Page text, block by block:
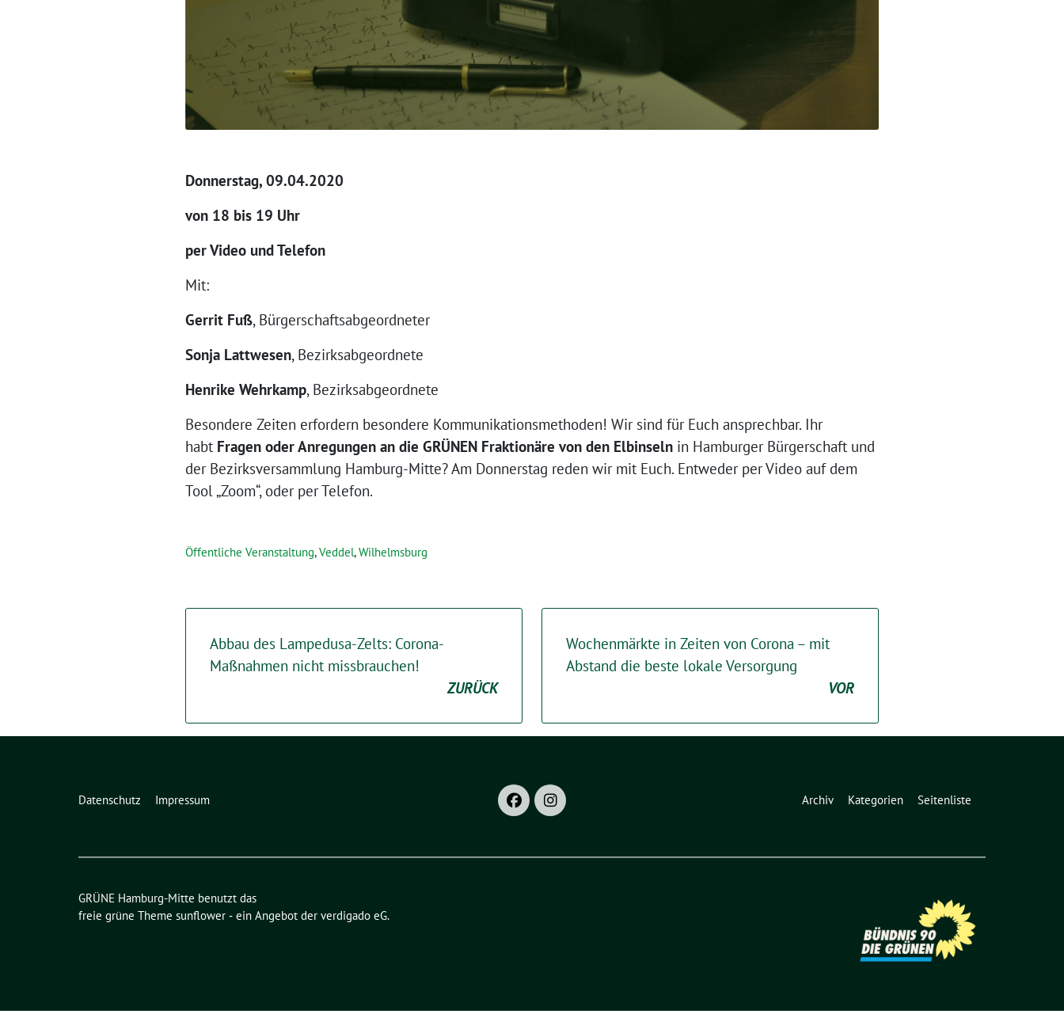
Donnerstag, 09.04.2020
von 18 bis 19 Uhr
per Video und Telefon
Mit:
Gerrit Fuß, Bürgerschaftsabgeordneter
Sonja Lattwesen, Bezirksabgeordnete
Henrike Wehrkamp, Bezirksabgeordnete
Besondere Zeiten erfordern besondere Kommunikationsmethoden! Wir sind für Euch ansprechbar. Ihr
habt Fragen oder Anregungen an die GRÜNEN Fraktionäre von den Elbinseln in Hamburger Bürgerschaft und
der Bezirksversammlung Hamburg-Mitte? Am Donnerstag reden wir mit Euch. Entweder per Video auf dem
Tool „Zoom“, oder per Telefon.
Öffentliche Veranstaltung,Veddel,Wilhelmsburg
Abbau des Lampedusa-Zelts: Corona-
Maßnahmen nicht missbrauchen!
ZURÜCK
Wochenmärkte in Zeiten von Corona – mit
Abstand die beste lokale Versorgung
VOR
Datenschutz Impressum Archiv Kategorien Seitenliste
GRÜNE Hamburg-Mitte benutzt das
freie grüne Theme sunflower ‐ ein Angebot der verdigado eG.